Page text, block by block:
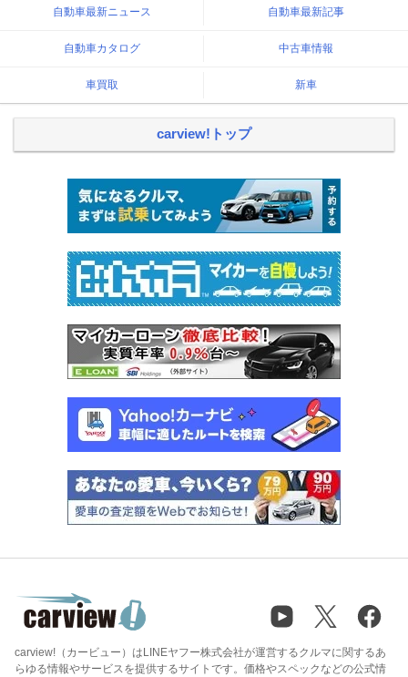
自動車最新ニュース 自動車最新記事
自動車カタログ 中古車情報
車買取 新車
carview!トップ
carview!（カービュー）はLINEヤフー株式会社が運営するクルマに関するあ
らゆる情報やサービスを提供するサイトです。価格やスペックなどの公式情